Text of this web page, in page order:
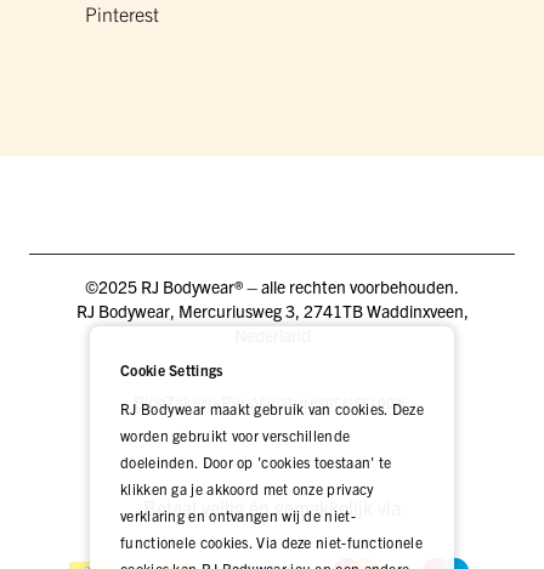
Pinterest
©2025 RJ Bodywear® – alle rechten voorbehouden.
RJ Bodywear, Mercuriusweg 3, 2741TB Waddinxveen,
BlogZakelijkPers VacaturesDEALER LOGIN
Betaal veilig én gemakkelijk via
Cookie Settings
RJ Bodywear maakt gebruik van cookies. Deze
worden gebruikt voor verschillende
doeleinden. Door op 'cookies toestaan' te
klikken ga je akkoord met onze privacy
verklaring en ontvangen wij de niet-
functionele cookies. Via deze niet-functionele